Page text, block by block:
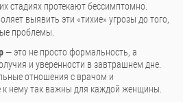
стадиях протекают бессимптомно.
выявить эти «тихие» угрозы до того,
проблемы.
— это не просто формальность, а
и уверенности в завтрашнем дне.
отношения с врачом и
к нему так важны для каждой женщины.